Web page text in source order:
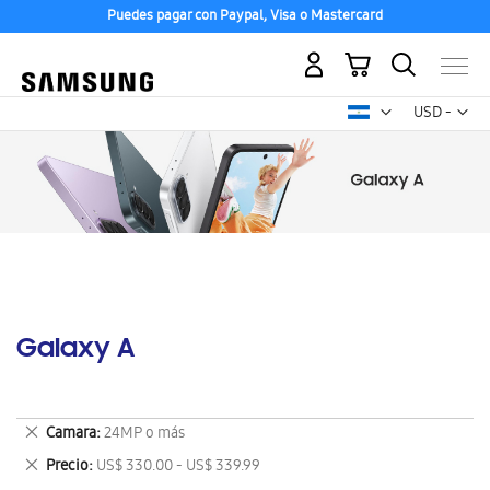
Puedes pagar con Paypal, Visa o Mastercard
USD -
dólar
Mi carrito
Galaxy A
Camara 24MP o más
Eliminar
este
artículo
Precio US$ 330.00 - US$ 339.99
Eliminar